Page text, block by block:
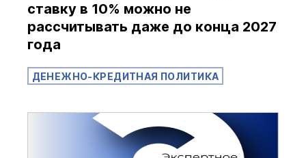
ставку в 10% можно не
рассчитывать даже до конца 2027
года
ДЕНЕЖНО-КРЕДИТНАЯ ПОЛИТИКА